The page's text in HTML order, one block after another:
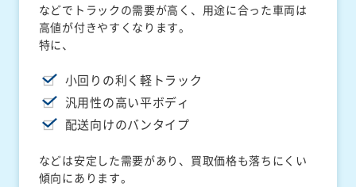
などでトラックの需要が高く、用途に合った車両は
高値が付きやすくなります。
特に、
小回りの利く軽トラック
汎用性の高い平ボディ
配送向けのバンタイプ
などは安定した需要があり、買取価格も落ちにくい
傾向にあります。